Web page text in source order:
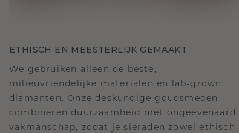
ETHISCH EN MEESTERLIJK GEMAAKT
We gebruiken alleen de beste,
milieuvriendelijke materialen en lab-grown
diamanten. Onze deskundige goudsmeden
combineren duurzaamheid met ongeëvenaard
vakmanschap, zodat je sieraden zowel ethisch